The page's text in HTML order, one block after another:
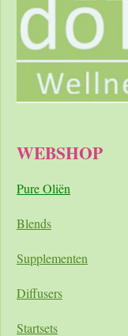
WEBSHOP
Pure Oliën
Blends
Supplementen
Diffusers
Startsets